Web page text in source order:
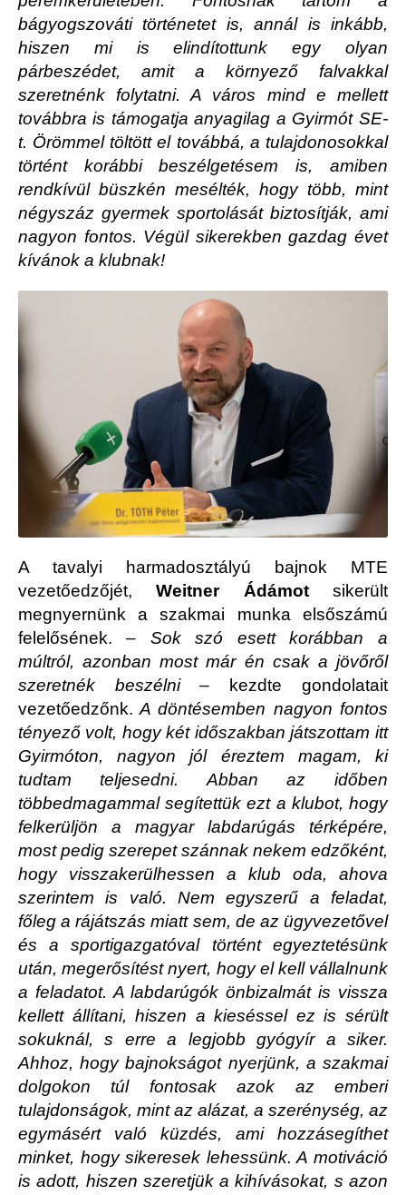
bágyogszováti történetet is, annál is inkább,
hiszen mi is elindítottunk egy olyan
párbeszédet, amit a környező falvakkal
szeretnénk folytatni. A város mind e mellett
továbbra is támogatja anyagilag a Gyirmót SE-
t. Örömmel töltött el továbbá, a tulajdonosokkal
történt korábbi beszélgetésem is, amiben
rendkívül büszkén mesélték, hogy több, mint
négyszáz gyermek sportolását biztosítják, ami
nagyon fontos. Végül sikerekben gazdag évet
kívánok a klubnak!
A tavalyi harmadosztályú bajnok MTE
vezetőedzőjét,Weitner Ádámotsikerült
megnyernünk a szakmai munka elsőszámú
felelősének. – Sok szó esett korábban a
múltról, azonban most már én csak a jövőről
szeretnék beszélni –
kezdte gondolatait
vezetőedzőnk. A döntésemben nagyon fontos
tényező volt, hogy két időszakban játszottam itt
Gyirmóton, nagyon jól éreztem magam, ki
tudtam teljesedni. Abban az időben
többedmagammal segítettük ezt a klubot, hogy
felkerüljön a magyar labdarúgás térképére,
most pedig szerepet szánnak nekem edzőként,
hogy visszakerülhessen a klub oda, ahova
szerintem is való. Nem egyszerű a feladat,
főleg a rájátszás miatt sem, de az ügyvezetővel
és a sportigazgatóval történt egyeztetésünk
után, megerősítést nyert, hogy el kell vállalnunk
a feladatot. A labdarúgók önbizalmát is vissza
kellett állítani, hiszen a kieséssel ez is sérült
sokuknál, s erre a legjobb gyógyír a siker.
Ahhoz, hogy bajnokságot nyerjünk, a szakmai
dolgokon túl fontosak azok az emberi
tulajdonságok, mint az alázat, a szerénység, az
egymásért való küzdés, ami hozzásegíthet
minket, hogy sikeresek lehessünk. A motiváció
is adott, hiszen szeretjük a kihívásokat, s azon